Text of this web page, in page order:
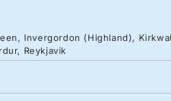
Invergordon (Highland),
Reykjavik